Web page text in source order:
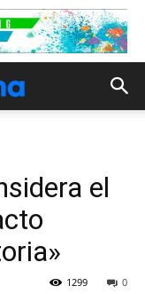
el
0
1299